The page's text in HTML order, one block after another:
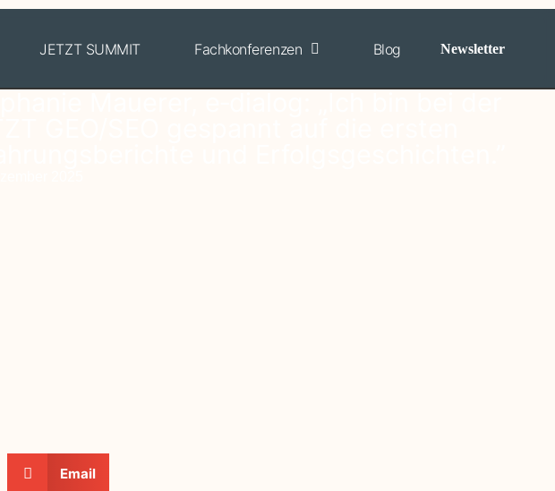
JETZT SUMMIT Fachkonferenzen Blog Newsletter
Email